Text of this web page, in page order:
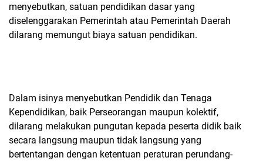
menyebutkan, satuan pendidikan dasar yang
diselenggarakan Pemerintah atau Pemerintah Daerah
dilarang memungut biaya satuan pendidikan.
Dalam isinya menyebutkan Pendidik dan Tenaga
Kependidikan, baik Perseorangan maupun kolektif,
dilarang melakukan pungutan kepada peserta didik baik
secara langsung maupun tidak langsung yang
bertentangan dengan ketentuan peraturan perundang-